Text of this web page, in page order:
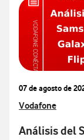
07 de agosto de
Ver más articulos
Vodafone
Análisis del